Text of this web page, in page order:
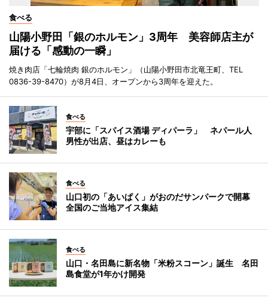
食べる
山陽小野田「銀のホルモン」3周年 美容師店主が
届ける「感動の一瞬」
焼き肉店「七輪焼肉 銀のホルモン」（山陽小野田市北竜王町、TEL
0836-39-8470）が8月4日、オープンから3周年を迎えた。
食べる
宇部に「スパイス酒場 ディパーラ」 ネパール人
男性が出店、昼はカレーも
食べる
山口初の「あいぱく」がおのだサンパークで開幕
全国のご当地アイス集結
食べる
山口・名田島に新名物「米粉スコーン」誕生 名田
島食堂が1年かけ開発